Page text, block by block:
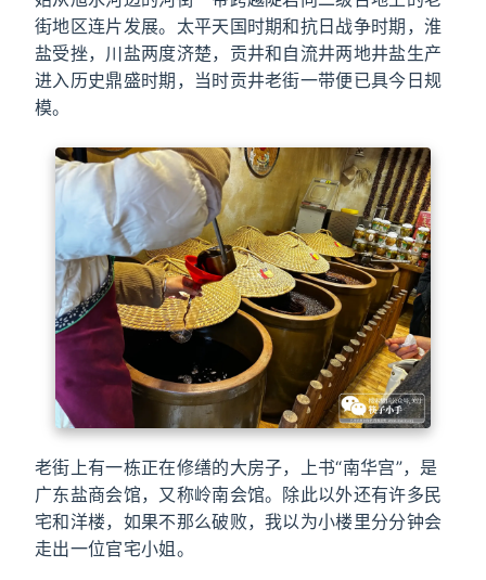
街地区连片发展。太平天国时期和抗日战争时期，淮
盐受挫，川盐两度济楚，贡井和自流井两地井盐生产
进入历史鼎盛时期，当时贡井老街一带便已具今日规
模。
老街上有一栋正在修缮的大房子，上书“南华宫”，是
广东盐商会馆，又称岭南会馆。除此以外还有许多民
宅和洋楼，如果不那么破败，我以为小楼里分分钟会
走出一位官宅小姐。